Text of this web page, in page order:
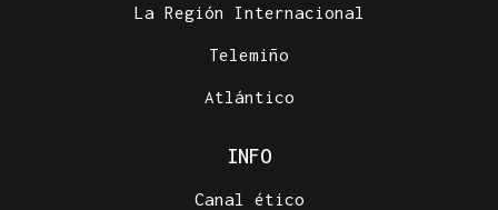
La Región Internacional
Telemiño
Atlántico
INFO
Canal ético